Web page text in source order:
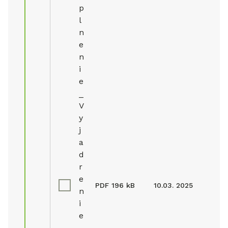
p
l
n
e
n
i
e
V
y
j
a
d
r
e
n
i
e
PDF 196 kB 10.03. 2025